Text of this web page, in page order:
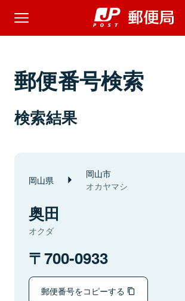
郵便番号検索
検索結果
岡山県 岡山市
オカヤマシ
奥田
オクダ
700-0933
郵便番号をコピーする